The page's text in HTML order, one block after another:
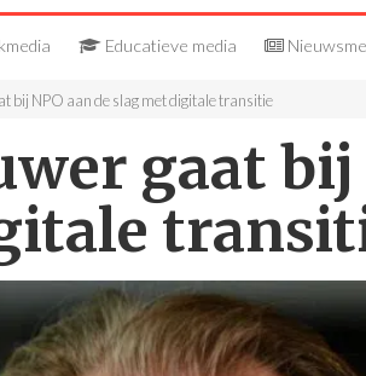
Educatieve media
bij NPO aan de slag met digitale transitie
gaat bij